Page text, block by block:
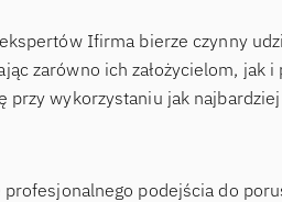
Ifirma bierze czynny
zarówno ich założycielom, jak
przy wykorzystaniu jak
podejścia do